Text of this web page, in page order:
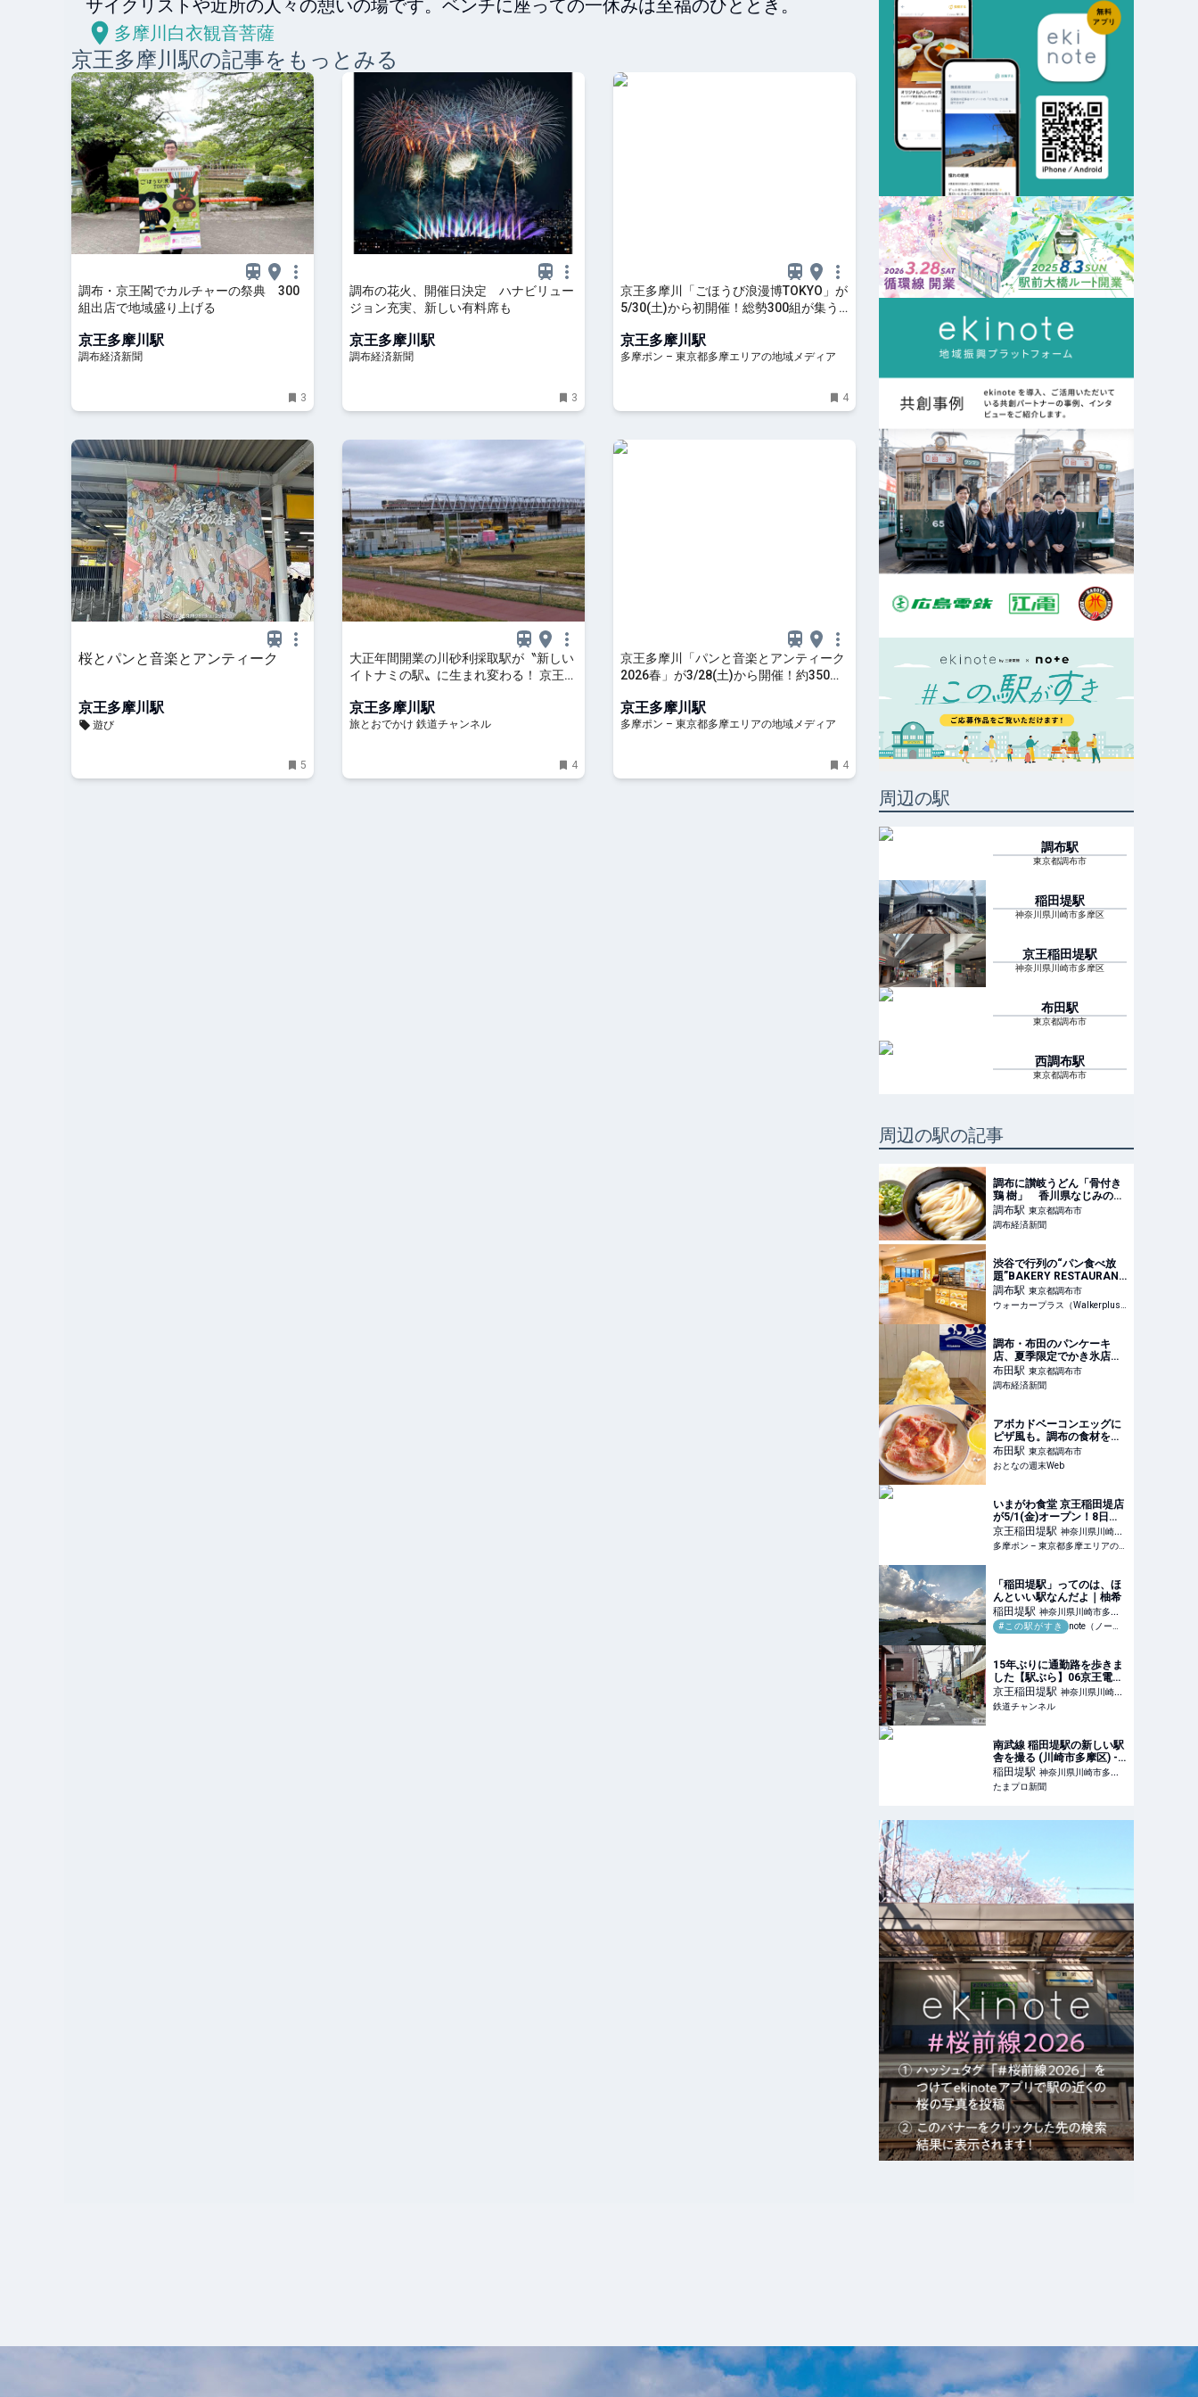
サイクリストや近所の人々の憩いの場です。ベンチに座っての一休みは至福のひととき。
多摩川白衣観音菩薩
京王多摩川駅の記事をもっとみる
調布・京王閣でカルチャーの祭典 300
組出店で地域盛り上げる
京王多摩川駅
調布経済新聞
3
調布の花火、開催日決定 ハナビリュー
ジョン充実、新しい有料席も
京王多摩川駅
調布経済新聞
3
京王多摩川「ごほうび浪漫博TOKYO」が
5/30(土)から初開催！総勢300組が集う
京王多摩川駅
多摩ポン – 東京都多摩エリアの地域メディア
4
桜とパンと音楽とアンティーク
京王多摩川駅
遊び
5
大正年間開業の川砂利採取駅が〝新しい
イトナミの駅〟に生まれ変わる！ 京王多
ラム】 | 旅とおでかけ 鉄道チャンネル
京王多摩川駅
旅とおでかけ 鉄道チャンネル
4
京王多摩川「パンと音楽とアンティーク
2026春」が3/28(土)から開催！約350店
京王多摩川駅
多摩ポン – 東京都多摩エリアの地域メディア
4
周辺の駅
調布駅
東京都調布市
稲田堤駅
神奈川県川崎市多摩区
京王稲田堤駅
神奈川県川崎市多摩区
布田駅
東京都調布市
西調布駅
東京都調布市
周辺の駅の記事
調布に讃岐うどん「骨付き
鶏 樹」 香川県なじみの
「ぬるい」も提供
調布駅 東京都調布市
調布経済新聞
渋谷で行列の“パン食べ放
題”BAKERY RESTAURANT
Cが調布に上陸、担当者に
聞いたリアルな反響は？最
大200組待ちの日も！｜ウ
調布駅 東京都調布市
ウォーカープラス（Walkerplus）
調布・布田のパンケーキ
店、夏季限定でかき氷店
に 鉄板前の灼熱地獄を回
避
布田駅 東京都調布市
調布経済新聞
アボカドベーコンエッグに
ピザ風も。調布の食材を活
かしたガレット専門店
『Oklm』は引き出し豊富
布田駅 東京都調布市
おとなの週末Web
いまがわ食堂 京王稲田堤店
が5/1(金)オープン！8日間
限定のお得キャンペーンも
– 多摩ポン
京王稲田堤駅 神奈川県川崎市
多摩区
多摩ポン – 東京都多摩エリアの地域メディア
「稲田堤駅」ってのは、ほ
んといい駅なんだよ｜柚希
稲田堤駅 神奈川県川崎市多摩
区#この駅がすき note（ノート）
15年ぶりに通勤路を歩きま
した【駅ぶら】06京王電鉄
296 相模原線16 | コラム |
鉄道チャンネル
京王稲田堤駅 神奈川県川崎市
多摩区
鉄道チャンネル
南武線 稲田堤駅の新しい駅
舎を撮る (川崎市多摩区) -
たまプロ新聞
稲田堤駅 神奈川県川崎市多摩
区
たまプロ新聞